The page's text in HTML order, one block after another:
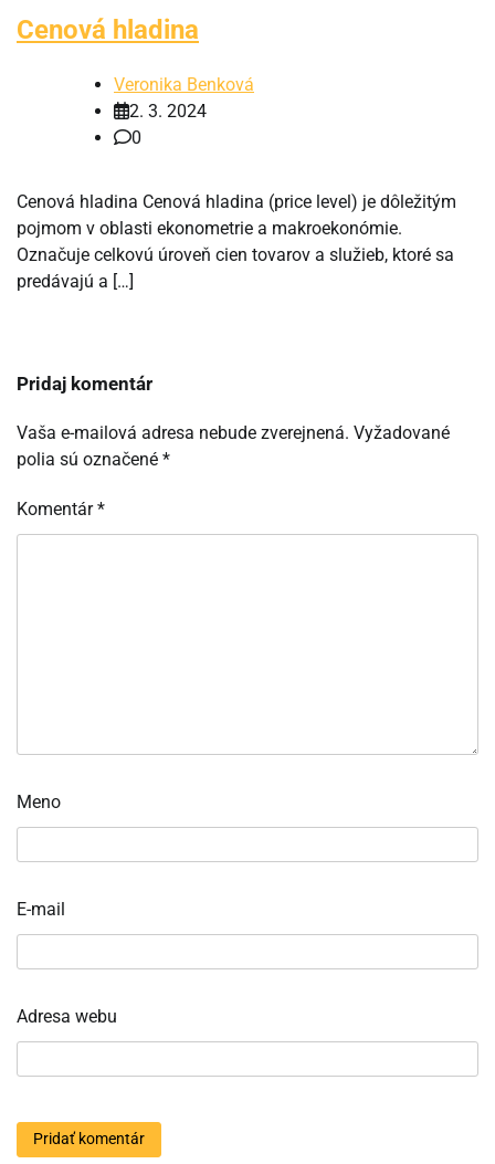
Cenová hladina
Veronika Benková
2. 3. 2024
0
Cenová hladina Cenová hladina (price level) je dôležitým
pojmom v oblasti ekonometrie a makroekonómie.
Označuje celkovú úroveň cien tovarov a služieb, ktoré sa
predávajú a […]
Pridaj komentár
Vaša e-mailová adresa nebude zverejnená. Vyžadované
polia sú označené *
Komentár*
Meno
E-mail
Adresa webu